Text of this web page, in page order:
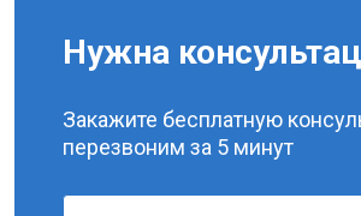
Нужна
Закажите бесплатную
перезвоним за 5 минут